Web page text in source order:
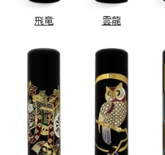
飛竜 雲龍